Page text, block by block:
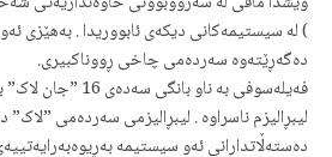
) له‌ سیستیمه‌کانی دیکه‌ی ئابووریدا . به‌هێزی ئه‌و
ده‌گه‌ڕێته‌وه‌ سه‌رده‌می چاخی ڕووناکبیری.
فه‌یله‌سوفی به‌ ناو
لیبڕالیزم ناسراوه‌ . لیبڕالیزمی سه‌رده‌می
ده‌سته‌ڵاتدارانی ئه‌و سیستیمه‌